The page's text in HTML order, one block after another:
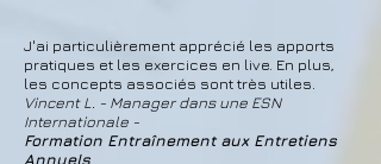
J'ai particulièrement apprécié les apports
pratiques et les exercices en live. En plus,
les concepts associés sont très utiles.
Vincent L. - Manager dans une ESN
Internationale -
Formation Entraînement aux Entretiens
Annuels